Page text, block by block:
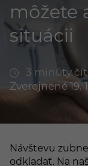
môžete
situácii
3 minúty
Zverejnené 19.
Návštevu
odkladať. Na